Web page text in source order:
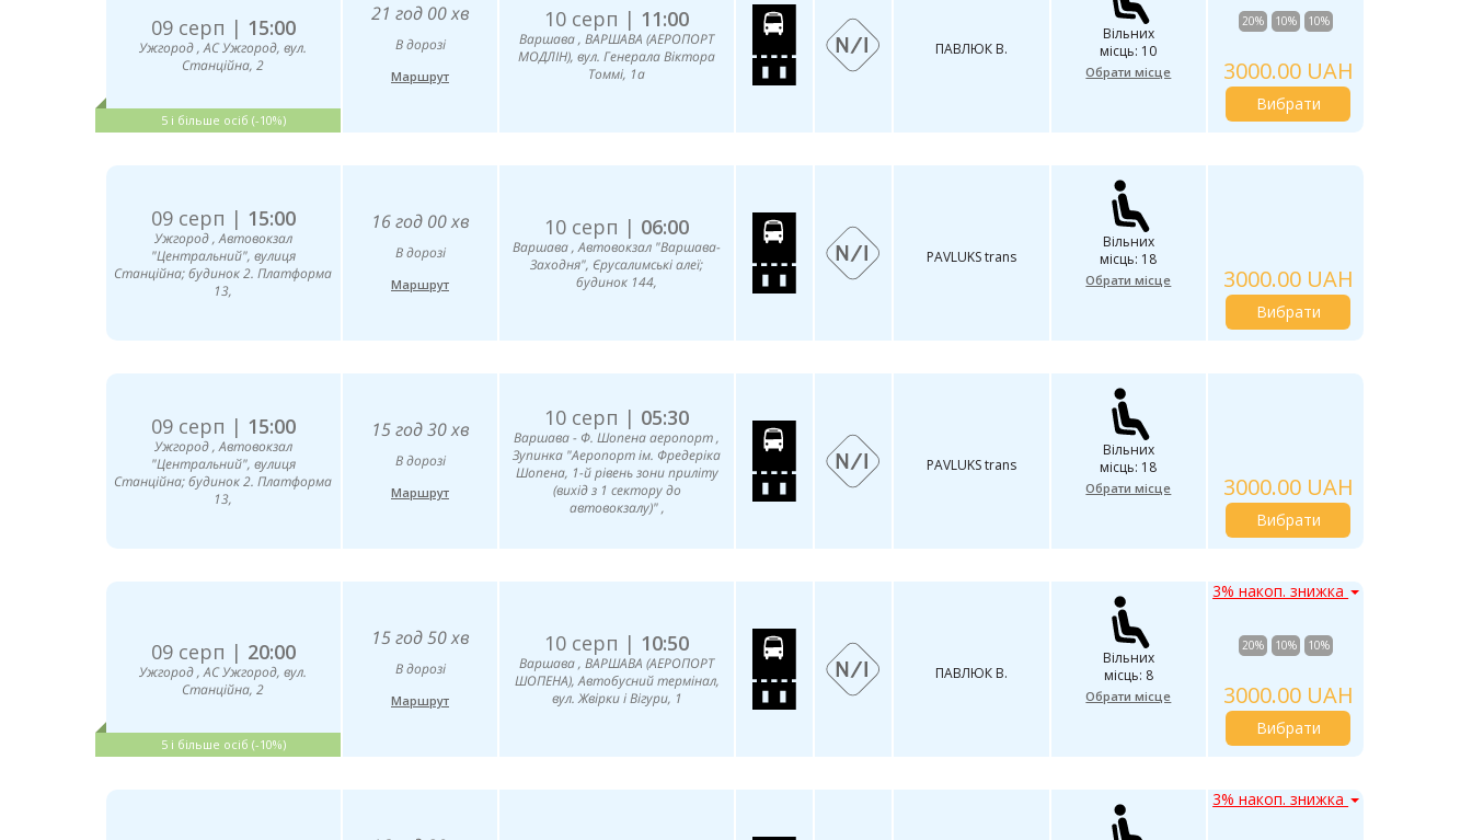
09 серп | 15:00
Ужгород , АС Ужгород, вул.
Станційна, 2
5 і більше осіб (-10%)
21 год 00 хв
В дорозі
Маршрут
10 серп | 11:00
Варшава , ВАРШАВА (АЕРОПОРТ
МОДЛІН), вул. Генерала Віктора
Томмі, 1а
ПАВЛЮК В.
Вільних
місць: 10
Обрати місце
20% 10% 10%
3000.00 UAH
Вибрати
09 серп | 15:00
Ужгород , Автовокзал
"Центральний", вулиця
Станційна; будинок 2. Платформа
13,
16 год 00 хв
В дорозі
Маршрут
10 серп | 06:00
Варшава , Автовокзал "Варшава-
Заходня", Єрусалимські алеї;
будинок 144,
PAVLUKS trans
Вільних
місць: 18
Обрати місце 3000.00 UAH
Вибрати
09 серп | 15:00
Ужгород , Автовокзал
"Центральний", вулиця
Станційна; будинок 2. Платформа
13,
15 год 30 хв
В дорозі
Маршрут
10 серп | 05:30
Варшава - Ф. Шопена аеропорт ,
Зупинка "Аеропорт ім. Фредеріка
Шопена, 1-й рівень зони приліту
(вихід з 1 сектору до
автовокзалу)" ,
PAVLUKS trans
Вільних
місць: 18
Обрати місце 3000.00 UAH
Вибрати
09 серп | 20:00
Ужгород , АС Ужгород, вул.
Станційна, 2
5 і більше осіб (-10%)
15 год 50 хв
В дорозі
Маршрут
10 серп | 10:50
Варшава , ВАРШАВА (АЕРОПОРТ
ШОПЕНА), Автобусний термінал,
вул. Жвірки і Вігури, 1
ПАВЛЮК В.
Вільних
місць: 8
Обрати місце
3% накоп. знижка
20% 10% 10%
3000.00 UAH
Вибрати
3% накоп. знижка